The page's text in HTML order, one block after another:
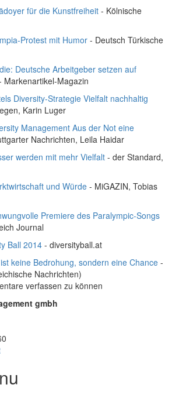
für die Kunstfreiheit - Kölnische
Protest mit Humor - Deutsch Türkische
Deutsche Arbeitgeber setzen auf
Markenartikel-Magazin
Diversity-Strategie Vielfalt nachhaltig
Karin Luger
Management Aus der Not eine
Nachrichten, Leila Haidar
werden mit mehr Vielfalt - der Standard,
und Würde- MiGAZIN, Tobias
Premiere des Paralympic-Songs
Journal
Ball 2014 - diversityball.at
keine Bedrohung, sondern eine Chance -
Nachrichten)
verfassen zu können
gmbh